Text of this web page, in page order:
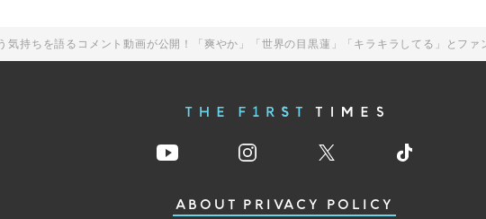
気持ちを語るコメント動画が公開！「爽やか」「世界の目黒蓮」「キラキラしてる」とファ
ABOUT PRIVACY POLICY